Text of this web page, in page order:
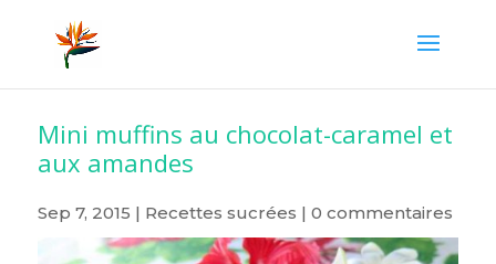
Mini muffins au chocolat-caramel et
aux amandes
Sep 7, 2015 | Recettes sucrées | 0 commentaires